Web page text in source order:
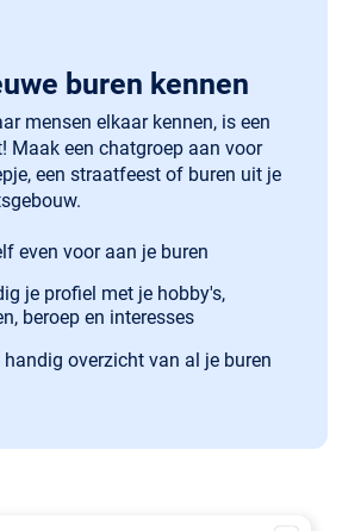
buren kennen
mensen elkaar kennen, is een
Maak een chatgroep aan voor
een straatfeest of buren uit je
even voor aan je buren
je profiel met je hobby's,
beroep en interesses
handig overzicht van al je buren